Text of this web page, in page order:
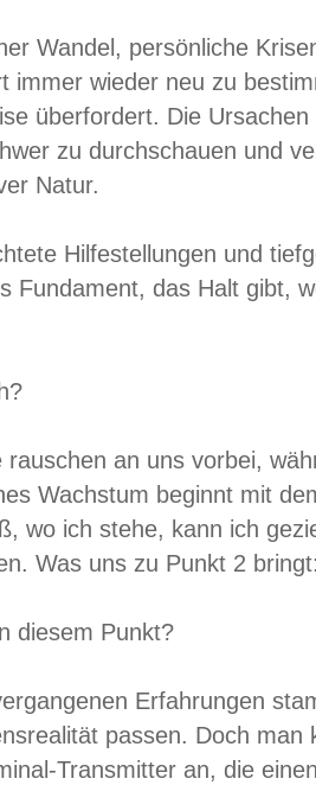
Wandel, persönliche
immer wieder neu zu
überfordert. Die
zu durchschauen und
Natur.
Hilfestellungen und
Fundament, das Halt gibt,
an uns vorbei,
Wachstum beginnt mit
wo ich stehe, kann ich
Was uns zu Punkt 2 bringt:
diesem Punkt?
Erfahrungen
passen. Doch man
Transmitter an, die